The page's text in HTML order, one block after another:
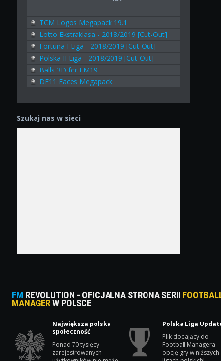
TCM Logos Megapack 19.1
Lotto Ekstraklasa - 2018/2019 [Cut-Out]
Fortuna I Liga - 2018/2019 [Cut-Out]
Polska II Liga - 2018/2019 [Cut-Out]
Balls 3D for FM19
DF11 Faces Megapack
Szukaj nas w sieci
FM REVOLUTION - OFICJALNA STRONA SERII
MANAGERW POLSCE
Największa polska
społeczność
Ponad 70 tysięcy
zarejestrowanych
Polska Liga
Plik dodający do
Football Managera
opcję gry w niższych